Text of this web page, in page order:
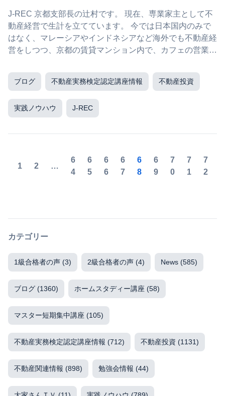
J-REC 京都支部長の辻村です。 現在、専業家主として不
動産経営で生計を立てています。 今では日本国内のみで
はなく、マレーシアやインドネシアなど海外でも不動産経
営をしつつ、京都の賃貸マンション内で、カフェの営業も
ブログ 不動産実務検定認定講座情報 不動産投資
実践ノウハウ J-REC
1 2 …
6
4
6
5
6
6
6
7
6
8
6
9
7
0
7
1
7
2
カテゴリー
1級合格者の声 (3) 2級合格者の声 (4) News (585)
ブログ (1360) ホームスタディー講座 (58)
マスター短期集中講座 (105)
不動産実務検定認定講座情報 (712) 不動産投資 (1131)
不動産関連情報 (898) 勉強会情報 (44)